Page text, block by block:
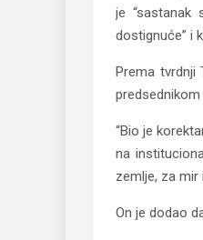
je “sastanak
dostignuće” i
Prema tvrdnji
“Bio je
na
zemlje, za mir
On je dodao